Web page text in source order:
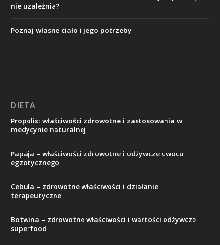
nie uzależnia?
Poznaj własne ciało i jego potrzeby
DIETA
Propolis: właściwości zdrowotne i zastosowania w
medycynie naturalnej
Papaja – właściwości zdrowotne i odżywcze owocu
egzotycznego
Cebula – zdrowotne właściwości i działanie
terapeutyczne
Botwina – zdrowotne właściwości i wartości odżywcze
superfood